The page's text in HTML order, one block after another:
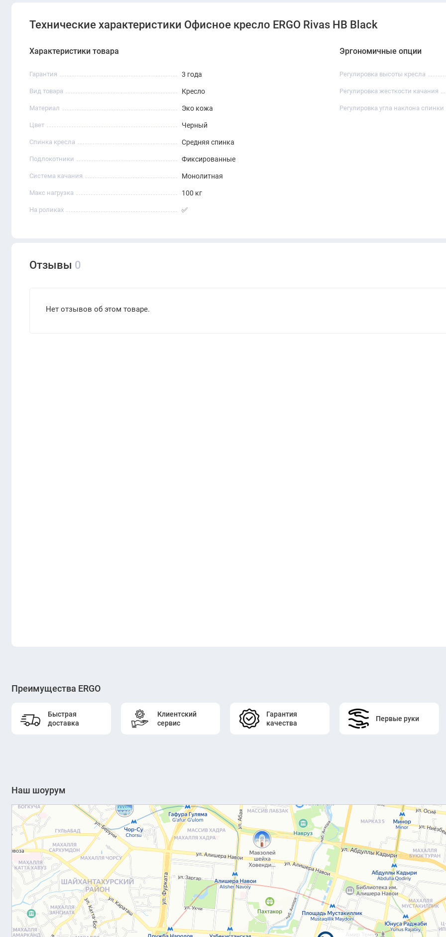
Технические характеристики Офисное кресло ERGO Rivas HB Black
Характеристики товара
Гарантия 3 года
Вид товара Кресло
Материал Эко кожа
Цвет Черный
Спинка кресла Средняя спинка
Подлокотники Фиксированные
Система качания Монолитная
Макс нагрузка 100 кг
На роликах ✅
Эргономичные опции
Регулировка высоты кресла
Регулировка жесткости качания
Регулировка угла наклона спинки
Отзывы 0
Нет отзывов об этом товаре.
Преимущества ERGO
Быстрая
доставка
Клиентский
сервис
Гарантия
качества
Первые руки
Наш шоурум